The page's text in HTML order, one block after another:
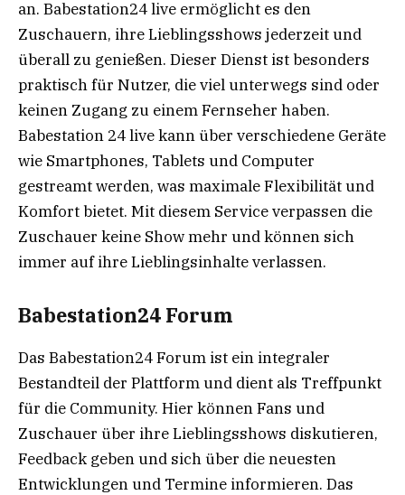
an. Babestation24 live ermöglicht es den
Zuschauern, ihre Lieblingsshows jederzeit und
überall zu genießen. Dieser Dienst ist besonders
praktisch für Nutzer, die viel unterwegs sind oder
keinen Zugang zu einem Fernseher haben.
Babestation 24 live kann über verschiedene Geräte
wie Smartphones, Tablets und Computer
gestreamt werden, was maximale Flexibilität und
Komfort bietet. Mit diesem Service verpassen die
Zuschauer keine Show mehr und können sich
immer auf ihre Lieblingsinhalte verlassen.
Babestation24 Forum
Das Babestation24 Forum ist ein integraler
Bestandteil der Plattform und dient als Treffpunkt
für die Community. Hier können Fans und
Zuschauer über ihre Lieblingsshows diskutieren,
Feedback geben und sich über die neuesten
Entwicklungen und Termine informieren. Das